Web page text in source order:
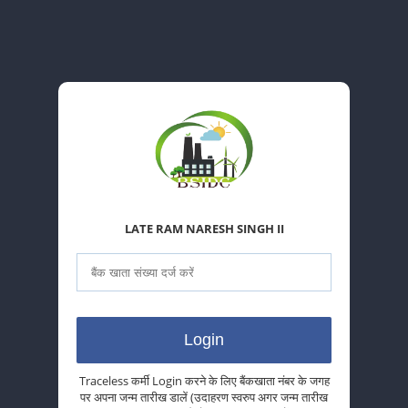
LATE RAM NARESH SINGH II
Traceless कर्मी Login करने के लिए बैंकखाता नंबर के जगह
पर अपना जन्म तारीख डालें (उदाहरण स्वरुप अगर जन्म तारीख